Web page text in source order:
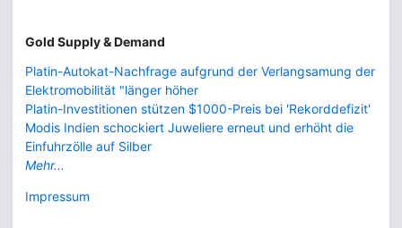
Gold Supply & Demand
Platin-Autokat-Nachfrage aufgrund der Verlangsamung der
Elektromobilität "länger höher
Platin-Investitionen stützen $1000-Preis bei 'Rekorddefizit'
Modis Indien schockiert Juweliere erneut und erhöht die
Einfuhrzölle auf Silber
Mehr...
Impressum